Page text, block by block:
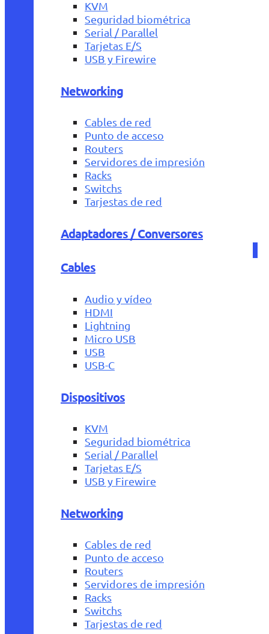
KVM
Seguridad biométrica
Serial / Parallel
Tarjetas E/S
USB y Firewire
Networking
Cables de red
Punto de acceso
Routers
Servidores de impresión
Racks
Switchs
Tarjestas de red
Adaptadores / Conversores
Cables
Audio y vídeo
HDMI
Lightning
Micro USB
USB
USB-C
Dispositivos
KVM
Seguridad biométrica
Serial / Parallel
Tarjetas E/S
USB y Firewire
Networking
Cables de red
Punto de acceso
Routers
Servidores de impresión
Racks
Switchs
Tarjestas de red